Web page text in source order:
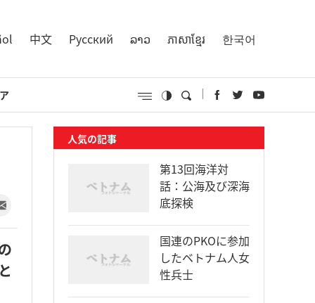
中文 Русский ລາວ ភាសាខ្មែរ 한국어
人気の記事
第13回海洋対
話：公海及び深海
底探検
国連のPKOに参加
したベトナム人女
性兵士